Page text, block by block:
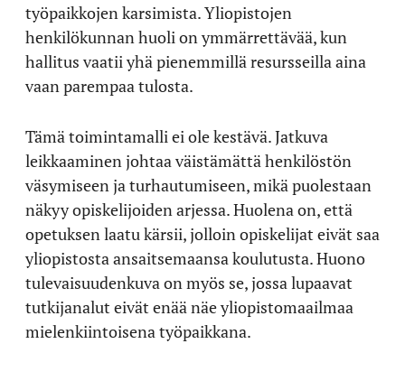
työpaikkojen karsimista. Yliopistojen
henkilökunnan huoli on ymmärrettävää, kun
hallitus vaatii yhä pienemmillä resursseilla aina
vaan parempaa tulosta.
Tämä toimintamalli ei ole kestävä. Jatkuva
leikkaaminen johtaa väistämättä henkilöstön
väsymiseen ja turhautumiseen, mikä puolestaan
näkyy opiskelijoiden arjessa. Huolena on, että
opetuksen laatu kärsii, jolloin opiskelijat eivät saa
yliopistosta ansaitsemaansa koulutusta. Huono
tulevaisuudenkuva on myös se, jossa lupaavat
tutkijanalut eivät enää näe yliopistomaailmaa
mielenkiintoisena työpaikkana.